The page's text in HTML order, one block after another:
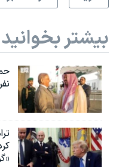
بیشتر بخوانید